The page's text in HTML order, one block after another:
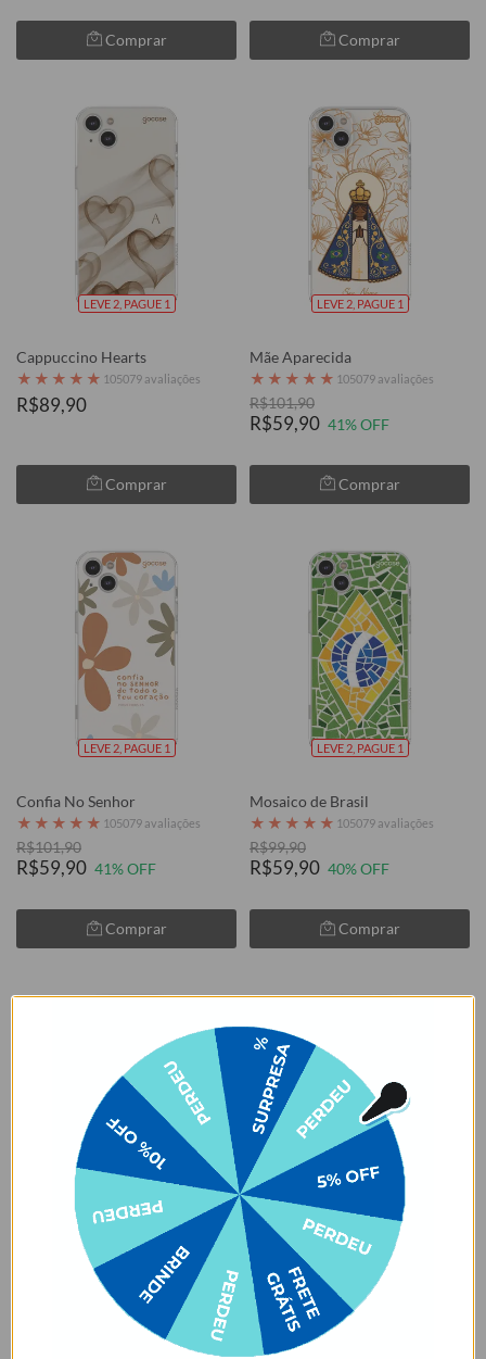
Comprar Comprar
LEVE 2, PAGUE 1
Cappuccino Hearts
★ ★ ★ ★ ★ 105079 avaliações
R$89,90
Comprar
LEVE 2, PAGUE 1
Mãe Aparecida
★ ★ ★ ★ ★ 105079 avaliações
R$101,90
R$59,90 41% OFF
Comprar
LEVE 2, PAGUE 1
Confia No Senhor
★ ★ ★ ★ ★ 105079 avaliações
R$101,90
R$59,90 41% OFF
Comprar
LEVE 2, PAGUE 1
Mosaico de Brasil
★ ★ ★ ★ ★ 105079 avaliações
R$99,90
R$59,90 40% OFF
Comprar
Lineart Watercolor Flowers
★105079 avaliações
40% OFF
LEVE 2, PAGUE 1
Cruzeiro - Pai Celeste
★
★★ 105079 avaliações
R$89,00